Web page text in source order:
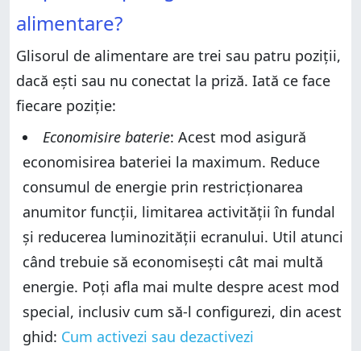
alimentare?
Glisorul de alimentare are trei sau patru poziții,
dacă ești sau nu conectat la priză. Iată ce face
fiecare poziție:
Economisire baterie: Acest mod asigură
economisirea bateriei la maximum. Reduce
consumul de energie prin restricționarea
anumitor funcții, limitarea activității în fundal
și reducerea luminozității ecranului. Util atunci
când trebuie să economisești cât mai multă
energie. Poți afla mai multe despre acest mod
special, inclusiv cum să-l configurezi, din acest
ghid: Cum activezi sau dezactivezi